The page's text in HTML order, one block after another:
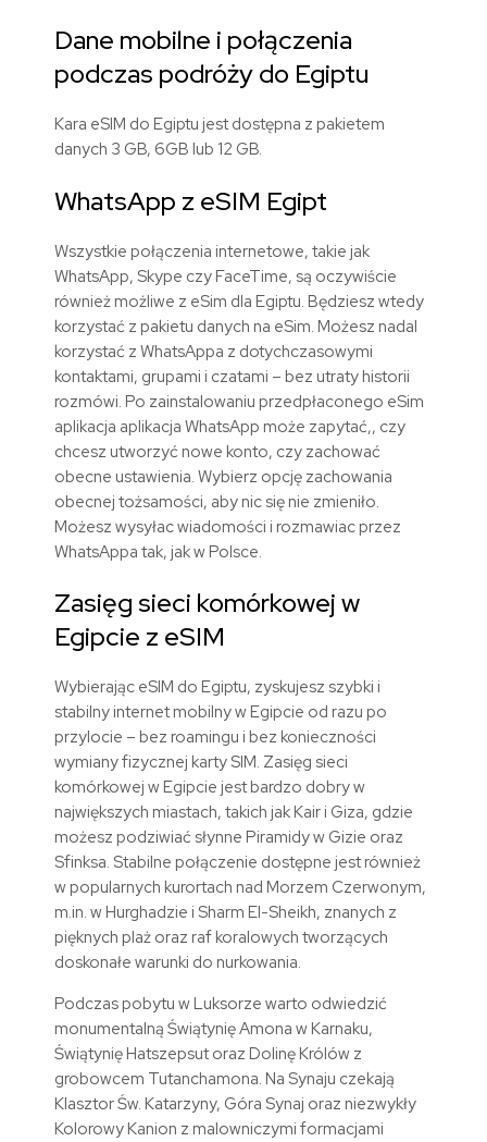
Dane mobilne i połączenia
podczas podróży do Egiptu
Kara eSIM do Egiptu jest dostępna z pakietem
danych 3 GB, 6GB lub 12 GB.
WhatsApp z eSIM Egipt
Wszystkie połączenia internetowe, takie jak
WhatsApp, Skype czy FaceTime, są oczywiście
również możliwe z eSim dla Egiptu. Będziesz wtedy
korzystać z pakietu danych na eSim. Możesz nadal
korzystać z WhatsAppa z dotychczasowymi
kontaktami, grupami i czatami – bez utraty historii
rozmówi. Po zainstalowaniu przedpłaconego eSim
aplikacja aplikacja WhatsApp może zapytać,, czy
chcesz utworzyć nowe konto, czy zachować
obecne ustawienia. Wybierz opcję zachowania
obecnej tożsamości, aby nic się nie zmieniło.
Możesz wysyłac wiadomości i rozmawiac przez
WhatsAppa tak, jak w Polsce.
Zasięg sieci komórkowej w
Egipcie z eSIM
Wybierając eSIM do Egiptu, zyskujesz szybki i
stabilny internet mobilny w Egipcie od razu po
przylocie – bez roamingu i bez konieczności
wymiany fizycznej karty SIM. Zasięg sieci
komórkowej w Egipcie jest bardzo dobry w
największych miastach, takich jak Kair i Giza, gdzie
możesz podziwiać słynne Piramidy w Gizie oraz
Sfinksa. Stabilne połączenie dostępne jest również
w popularnych kurortach nad Morzem Czerwonym,
m.in. w Hurghadzie i Sharm El-Sheikh, znanych z
pięknych plaż oraz raf koralowych tworzących
doskonałe warunki do nurkowania.
Podczas pobytu w Luksorze warto odwiedzić
monumentalną Świątynię Amona w Karnaku,
Świątynię Hatszepsut oraz Dolinę Królów z
grobowcem Tutanchamona. Na Synaju czekają
Klasztor Św. Katarzyny, Góra Synaj oraz niezwykły
Kolorowy Kanion z malowniczymi formacjami